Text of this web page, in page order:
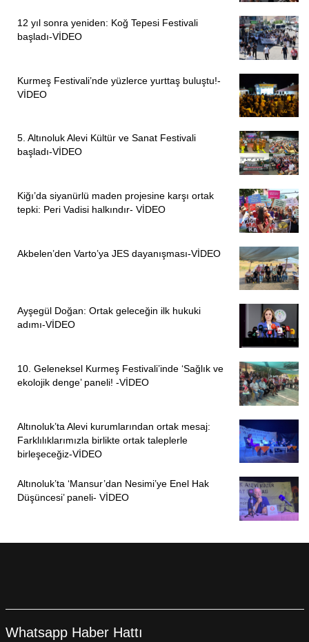
12 yıl sonra yeniden: Koğ Tepesi Festivali
başladı-VİDEO
Kurmeş Festivali’nde yüzlerce yurttaş buluştu!-
VİDEO
5. Altınoluk Alevi Kültür ve Sanat Festivali
başladı-VİDEO
Kiğı’da siyanürlü maden projesine karşı ortak
tepki: Peri Vadisi halkındır- VİDEO
Akbelen’den Varto’ya JES dayanışması-VİDEO
Ayşegül Doğan: Ortak geleceğin ilk hukuki
adımı-VİDEO
10. Geleneksel Kurmeş Festivali’inde ‘Sağlık ve
ekolojik denge’ paneli! -VİDEO
Altınoluk’ta Alevi kurumlarından ortak mesaj:
Farklılıklarımızla birlikte ortak taleplerle
birleşeceğiz-VİDEO
Altınoluk’ta ‘Mansur’dan Nesimi’ye Enel Hak
Düşüncesi’ paneli- VİDEO
Whatsapp Haber Hattı